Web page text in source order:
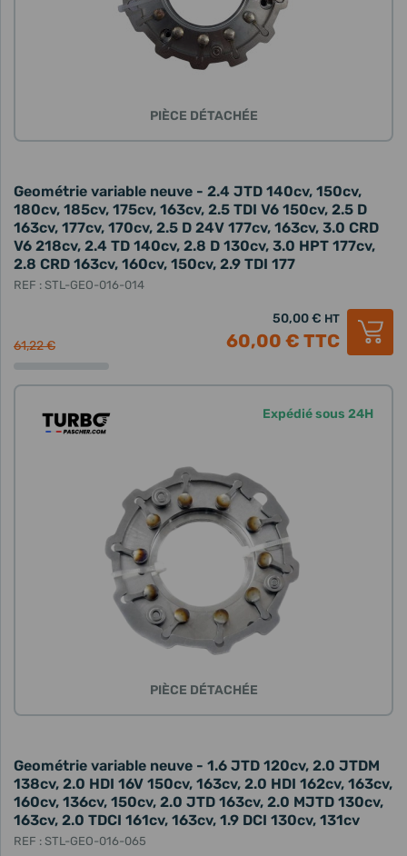
PIÈCE DÉTACHÉE
Geométrie variable neuve - 2.4 JTD 140cv, 150cv,
180cv, 185cv, 175cv, 163cv, 2.5 TDI V6 150cv, 2.5 D
163cv, 177cv, 170cv, 2.5 D 24V 177cv, 163cv, 3.0 CRD
V6 218cv, 2.4 TD 140cv, 2.8 D 130cv, 3.0 HPT 177cv,
2.8 CRD 163cv, 160cv, 150cv, 2.9 TDI 177
REF : STL-GEO-016-014
61,22 €
50,00 € HT
60,00 € TTC
Expédié sous 24H
PIÈCE DÉTACHÉE
Geométrie variable neuve - 1.6 JTD 120cv, 2.0 JTDM
138cv, 2.0 HDI 16V 150cv, 163cv, 2.0 HDI 162cv, 163cv,
160cv, 136cv, 150cv, 2.0 JTD 163cv, 2.0 MJTD 130cv,
163cv, 2.0 TDCI 161cv, 163cv, 1.9 DCI 130cv, 131cv
REF : STL-GEO-016-065